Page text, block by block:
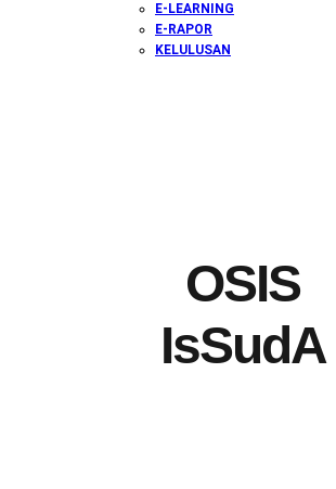
E-LEARNING
E-RAPOR
KELULUSAN
OSIS
IsSudA